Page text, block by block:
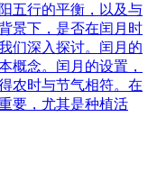
五行的平衡，以及与
景下，是否在闰月时
们深入探讨。闰月的
概念。闰月的设置，
农时与节气相符。在
要，尤其是种植活